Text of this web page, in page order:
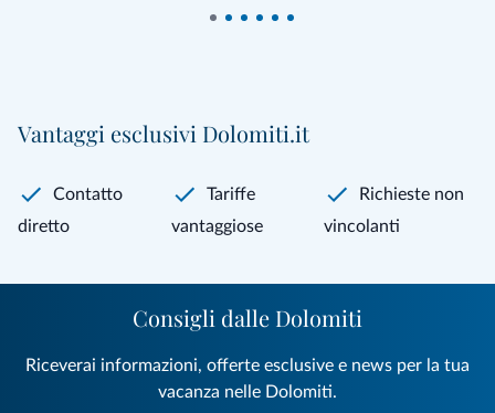
Vantaggi esclusivi Dolomiti.it
Contatto
diretto
Tariffe
vantaggiose
Richieste non
vincolanti
Consigli dalle Dolomiti
Riceverai informazioni, offerte esclusive e news per la tua
vacanza nelle Dolomiti.